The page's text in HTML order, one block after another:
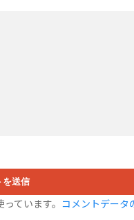
ています。 コメントデータ